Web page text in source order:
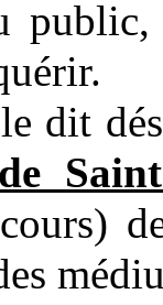
public,
dit